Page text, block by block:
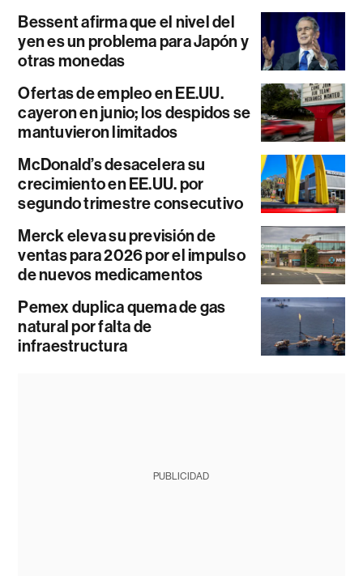
Bessent afirma que el nivel del
yen es un problema para Japón y
otras monedas
Ofertas de empleo en EE.UU.
cayeron en junio; los despidos se
mantuvieron limitados
McDonald’s desacelera su
crecimiento en EE.UU. por
segundo trimestre consecutivo
Merck eleva su previsión de
ventas para 2026 por el impulso
de nuevos medicamentos
Pemex duplica quema de gas
natural por falta de
infraestructura
PUBLICIDAD